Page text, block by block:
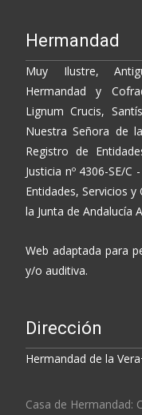
Hermandad
Muy Ilustre,
Hermandad y
Lignum Crucis,
Nuestra Señora de
Registro de
Justicia nº 4306-SE/C
Entidades, Servicios
la Junta de Andalucía
Web adaptada para
y/o auditiva.
Dirección
Hermandad de la
Casa de Hermandad: